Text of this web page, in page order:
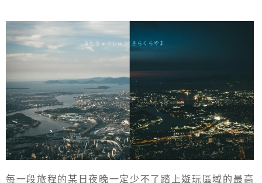
每一段旅程的某日夜晚一定少不了踏上遊玩區域的最高